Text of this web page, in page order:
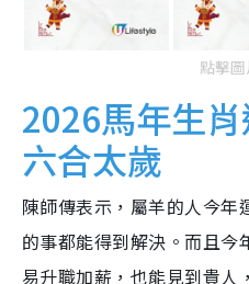
點擊
2026馬年生肖
六合太歲
陳師傳表示，屬羊的人今年
的事都能得到解決。而且今
易升職加薪，也能見到貴人